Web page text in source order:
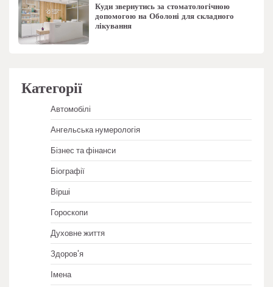
Куди звернутись за стоматологічною
допомогою на Оболоні для складного
лікування
Категорії
Автомобілі
Ангельська нумерологія
Бізнес та фінанси
Біографії
Вірші
Гороскопи
Духовне життя
Здоров'я
Імена